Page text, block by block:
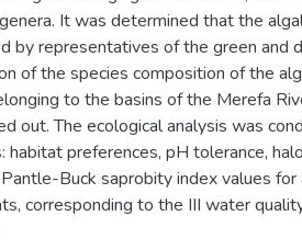
It was determined that the
by representatives of the green and
of the species composition of the
to the basins of the Merefa
out. The ecological analysis was
habitat preferences, pH tolerance,
Buck saprobity index values
corresponding to the III water